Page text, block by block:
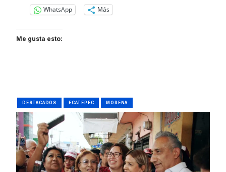
WhatsApp Más
Me gusta esto:
DESTACADOS ECATEPEC MORENA